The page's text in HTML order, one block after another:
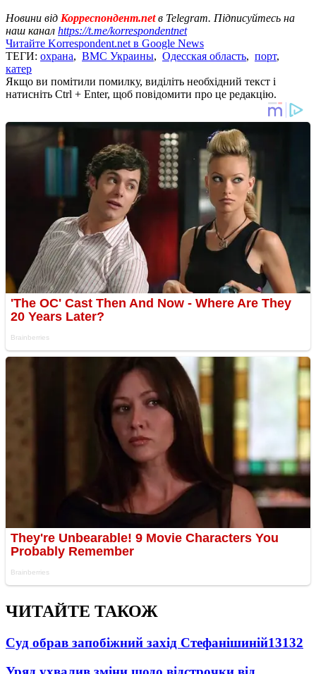
Новини від Корреспондент.netв Telegram. Підписуйтесь на
наш канал https://t.me/korrespondentnet
Читайте Korrespondent.net в Google News
ТЕГИ: охрана, ВМС Украины, Одесская область, порт,
катер
Якщо ви помітили помилку, виділіть необхідний текст і
натисніть Ctrl + Enter, щоб повідомити про це редакцію.
ЧИТАЙТЕ ТАКОЖ
Суд обрав запобіжний захід Стефанішиній13132